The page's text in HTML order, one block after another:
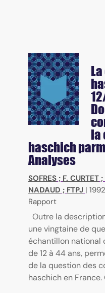
la
haschich
Analyses
SOFRES ; F. CURTET ;
NADAUD ; FTPJ | 1992
Rapport
Outre la
une vingtaine de
échantillon national
de 12 à 44 ans,
de la question des
haschich en France.